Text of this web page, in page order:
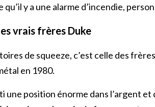
y a une alarme d’incendie,
vrais frères Duke
de squeeze, c’est celle des
en 1980.
une position énorme dans l’argent